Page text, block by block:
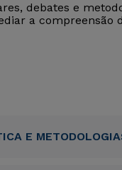
debates e
a compreensão
E